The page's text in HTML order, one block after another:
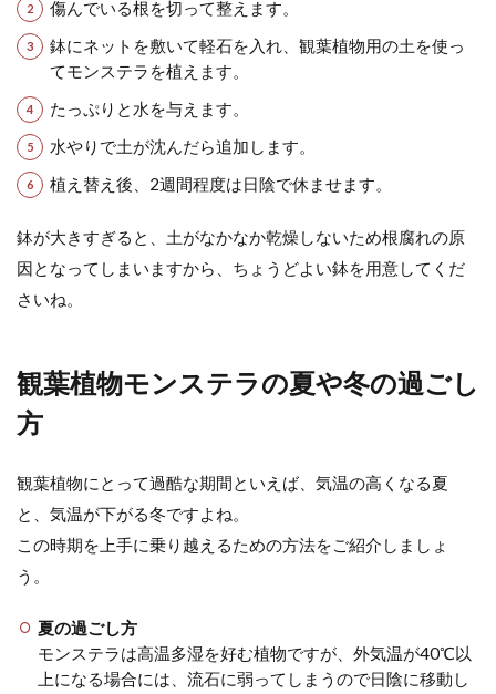
傷んでいる根を切って整えます。
鉢にネットを敷いて軽石を入れ、観葉植物用の土を使っ
てモンステラを植えます。
たっぷりと水を与えます。
水やりで土が沈んだら追加します。
植え替え後、2週間程度は日陰で休ませます。
鉢が大きすぎると、土がなかなか乾燥しないため根腐れの原
因となってしまいますから、ちょうどよい鉢を用意してくだ
さいね。
観葉植物モンステラの夏や冬の過ごし
方
観葉植物にとって過酷な期間といえば、気温の高くなる夏
と、気温が下がる冬ですよね。
この時期を上手に乗り越えるための方法をご紹介しましょ
う。
夏の過ごし方
モンステラは高温多湿を好む植物ですが、外気温が40℃以
上になる場合には、流石に弱ってしまうので日陰に移動し